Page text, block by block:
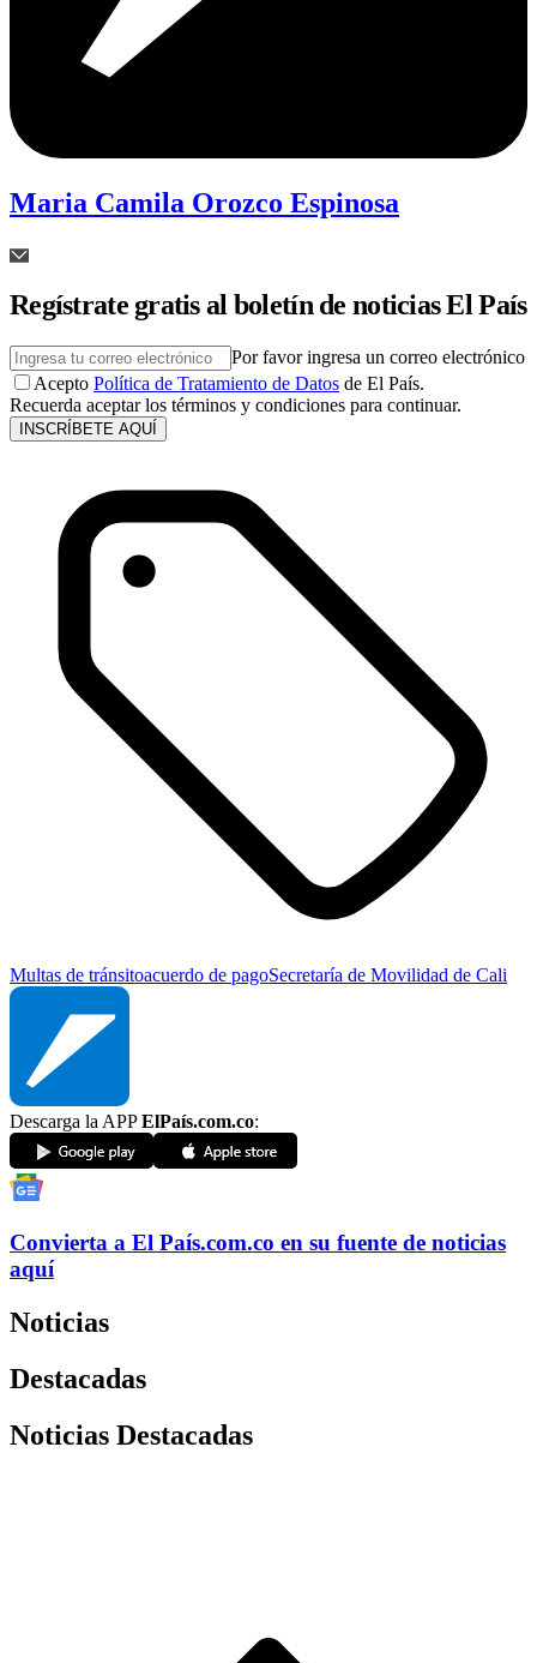
Maria Camila Orozco Espinosa
Regístrate gratis al boletín de noticias El País
Por favor ingresa un correo electrónico
Acepto Política de Tratamiento de Datos de El País.
Recuerda aceptar los términos y condiciones para continuar.
INSCRÍBETE AQUÍ
Multas de tránsitoacuerdo de pagoSecretaría de Movilidad de Cali
Descarga la APPElPaís.com.co:
Convierta a El País.com.co en su fuente de noticias
aquí
Noticias
Destacadas
Noticias Destacadas